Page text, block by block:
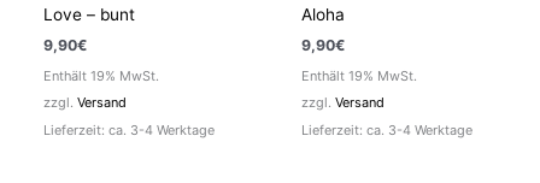
Love – bunt
9,90€
Enthält 19% MwSt.
zzgl.Versand
Lieferzeit: ca. 3-4 Werktage
Aloha
9,90€
Enthält 19% MwSt.
zzgl.Versand
Lieferzeit: ca. 3-4 Werktage